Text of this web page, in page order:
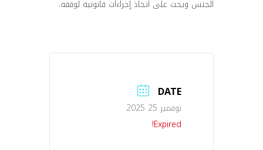
الجنس ويحث على اتخاذ إجراءات قانونية لوقفه.
DATE
نوفمبر 25 2025
Expired!